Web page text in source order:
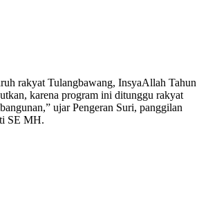
rakyat Tulangbawang, InsyaAllah Tahun
karena program ini ditunggu rakyat
ujar Pengeran Suri, panggilan
SE MH.